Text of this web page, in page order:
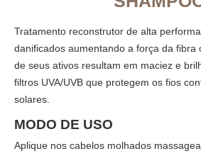
Tratamento reconstrutor de alta
danificados aumentando a força da fibra
de seus ativos resultam em maciez e
filtros UVA/UVB que protegem os fios
solares.
MODO DE USO
Aplique nos cabelos molhados